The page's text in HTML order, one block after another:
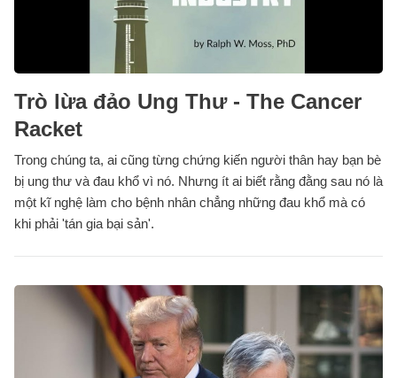
Trò lừa đảo Ung Thư - The Cancer
Racket
Trong chúng ta, ai cũng từng chứng kiến người thân hay bạn bè
bị ung thư và đau khổ vì nó. Nhưng ít ai biết rằng đằng sau nó là
một kĩ nghệ làm cho bệnh nhân chẳng những đau khổ mà có
khi phải 'tán gia bại sản'.